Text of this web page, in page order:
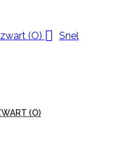

Snel
(O)